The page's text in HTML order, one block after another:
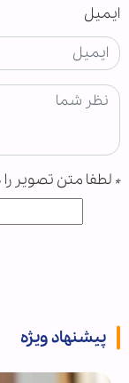
ایمیل
* لطفا متن تصویر
پیشنهاد ویژه